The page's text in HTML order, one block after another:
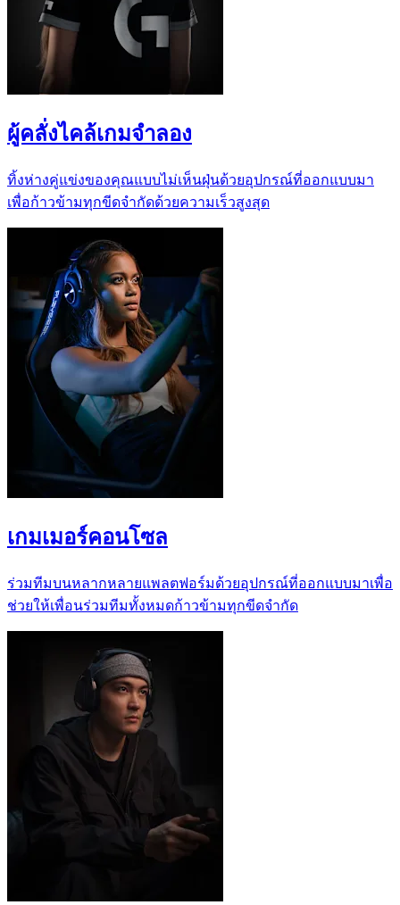
ผู้คลั่งไคล้เกมจำลอง
ทิ้งห่างคู่แข่งของคุณแบบไม่เห็นฝุ่นด้วยอุปกรณ์ที่ออกแบบมา
เพื่อก้าวข้ามทุกขีดจำกัดด้วยความเร็วสูงสุด
เกมเมอร์คอนโซล
ร่วมทีมบนหลากหลายแพลตฟอร์มด้วยอุปกรณ์ที่ออกแบบมาเพื่อ
ช่วยให้เพื่อนร่วมทีมทั้งหมดก้าวข้ามทุกขีดจำกัด